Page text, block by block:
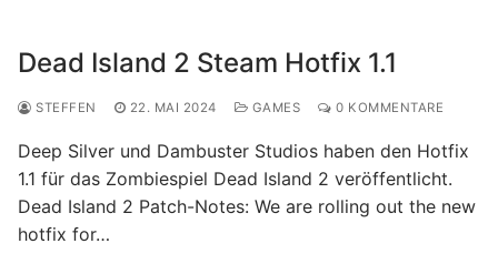
Dead Island 2 Steam Hotfix 1.1
STEFFEN 22. MAI 2024 GAMES 0 KOMMENTARE
Deep Silver und Dambuster Studios haben den Hotfix
1.1 für das Zombiespiel Dead Island 2 veröffentlicht.
Dead Island 2 Patch-Notes: We are rolling out the new
hotfix for…